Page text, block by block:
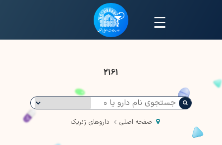
☰
2161
صفحه اصلی داروهای ژنریک